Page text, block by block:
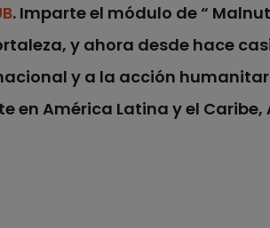
. Imparte el módulo de “
y ahora desde hace
y a la acción
en América Latina y el Caribe,